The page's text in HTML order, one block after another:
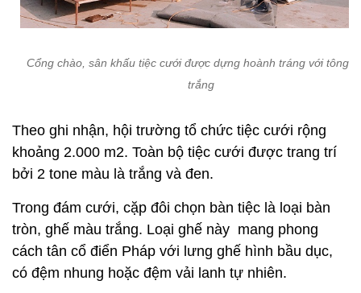
Cổng chào, sân khấu tiệc cưới được dựng hoành tráng với tông
trắng
Theo ghi nhận, hội trường tổ chức tiệc cưới rộng
khoảng 2.000 m2. Toàn bộ tiệc cưới được trang trí
bởi 2 tone màu là trắng và đen.
Trong đám cưới, cặp đôi chọn bàn tiệc là loại bàn
tròn, ghế màu trắng. Loại ghế này mang phong
cách tân cổ điển Pháp với lưng ghế hình bầu dục,
có đệm nhung hoặc đệm vải lanh tự nhiên.